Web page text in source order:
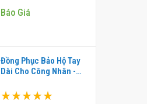
100%
Báo Giá
Đồng Phục Bảo Hộ Tay
Dài Cho Công Nhân -
Xếp hạng: